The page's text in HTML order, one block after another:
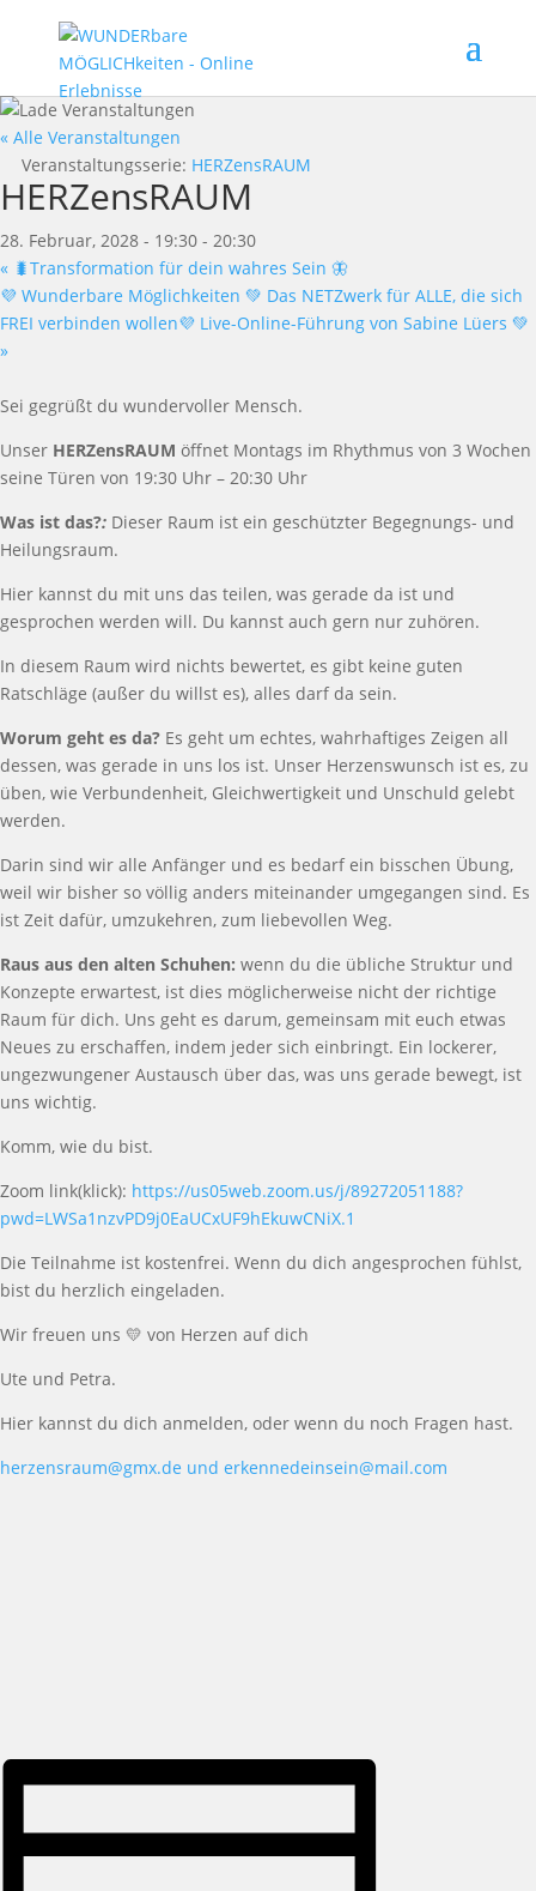
« Alle Veranstaltungen
Veranstaltungsserie: HERZensRAUM
HERZensRAUM
28. Februar, 2028 - 19:30 - 20:30
« 🐛Transformation für dein wahres Sein 🦋
💜 Wunderbare Möglichkeiten 💚 Das NETZwerk für ALLE, die sich
FREI verbinden wollen💜 Live-Online-Führung von Sabine Lüers 💚
»
Sei gegrüßt du wundervoller Mensch.
Unser HERZensRAUM öffnet Montags im Rhythmus von 3 Wochen
seine Türen von 19:30 Uhr – 20:30 Uhr
Was ist das?: Dieser Raum ist ein geschützter Begegnungs- und
Heilungsraum.
Hier kannst du mit uns das teilen, was gerade da ist und
gesprochen werden will. Du kannst auch gern nur zuhören.
In diesem Raum wird nichts bewertet, es gibt keine guten
Ratschläge (außer du willst es), alles darf da sein.
Worum geht es da? Es geht um echtes, wahrhaftiges Zeigen all
dessen, was gerade in uns los ist. Unser Herzenswunsch ist es, zu
üben, wie Verbundenheit, Gleichwertigkeit und Unschuld gelebt
werden.
Darin sind wir alle Anfänger und es bedarf ein bisschen Übung,
weil wir bisher so völlig anders miteinander umgegangen sind. Es
ist Zeit dafür, umzukehren, zum liebevollen Weg.
Raus aus den alten Schuhen: wenn du die übliche Struktur und
Konzepte erwartest, ist dies möglicherweise nicht der richtige
Raum für dich. Uns geht es darum, gemeinsam mit euch etwas
Neues zu erschaffen, indem jeder sich einbringt. Ein lockerer,
ungezwungener Austausch über das, was uns gerade bewegt, ist
uns wichtig.
Komm, wie du bist.
Zoom link(klick): https://us05web.zoom.us/j/89272051188?
pwd=LWSa1nzvPD9j0EaUCxUF9hEkuwCNiX.1
Die Teilnahme ist kostenfrei. Wenn du dich angesprochen fühlst,
bist du herzlich eingeladen.
Wir freuen uns 💛 von Herzen auf dich
Ute und Petra.
Hier kannst du dich anmelden, oder wenn du noch Fragen hast.
herzensraum@gmx.de und erkennedeinsein@mail.com